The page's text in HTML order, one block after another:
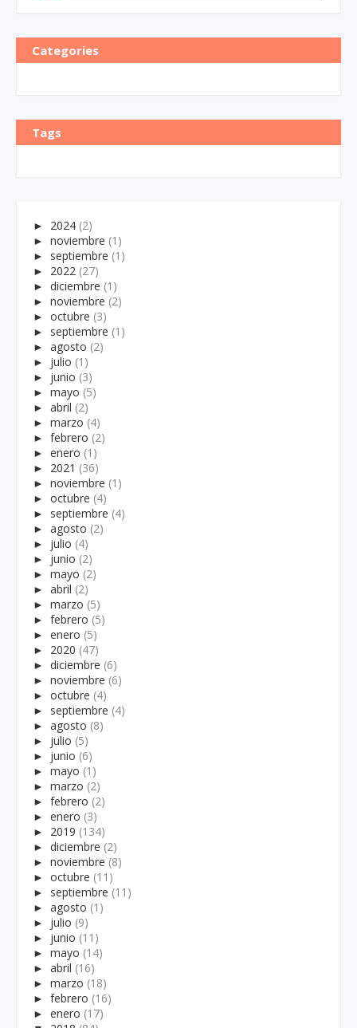
Categories
Tags
► 2024 (2)
► noviembre (1)
► septiembre (1)
► 2022 (27)
► diciembre (1)
► noviembre (2)
► octubre (3)
► septiembre (1)
► agosto (2)
► julio (1)
► junio (3)
► mayo (5)
► abril (2)
► marzo (4)
► febrero (2)
► enero (1)
► 2021 (36)
► noviembre (1)
► octubre (4)
► septiembre (4)
► agosto (2)
► julio (4)
► junio (2)
► mayo (2)
► abril (2)
► marzo (5)
► febrero (5)
► enero (5)
► 2020 (47)
► diciembre (6)
► noviembre (6)
► octubre (4)
► septiembre (4)
► agosto (8)
► julio (5)
► junio (6)
► mayo (1)
► marzo (2)
► febrero (2)
► enero (3)
► 2019 (134)
► diciembre (2)
► noviembre (8)
► octubre (11)
► septiembre (11)
► agosto (1)
► julio (9)
► junio (11)
► mayo (14)
► abril (16)
► marzo (18)
► febrero (16)
► enero (17)